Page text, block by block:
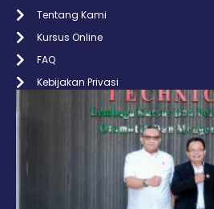
Tentang Kami
Kursus Online
FAQ
Kebijakan Privasi